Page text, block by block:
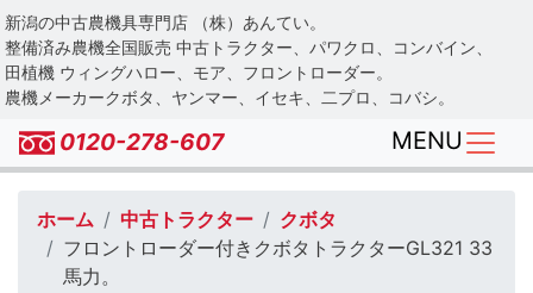
Skip
to
main
content
新潟の中古農機具専門店 （株）あんてい。
整備済み農機全国販売 中古トラクター、パワクロ、コンバイン、
田植機 ウィングハロー、モア、フロントローダー。
農機メーカークボタ、ヤンマー、イセキ、二プロ、コバシ。
0120-278-607 MENU
ホーム 中古トラクター
クボタ
フロントローダー付きクボタトラクターGL321 33
馬力。